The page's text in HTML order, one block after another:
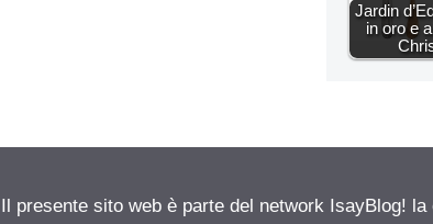
Jardin
in oro e
Il presente sito web è parte del network IsayBlog!